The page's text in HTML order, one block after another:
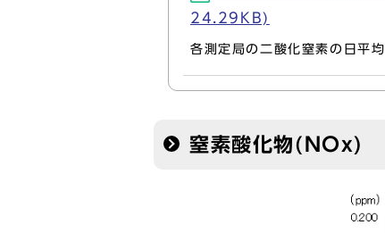
24.29KB)
各測定局の二酸化窒素の日平
窒素酸化物(NOx)